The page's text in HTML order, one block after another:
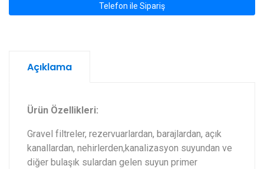
Telefon ile Sipariş
Açıklama
Ürün Özellikleri:
Gravel filtreler, rezervuarlardan, barajlardan, açık
kanallardan, nehirlerden,kanalizasyon suyundan ve
diğer bulaşık sulardan gelen suyun primer